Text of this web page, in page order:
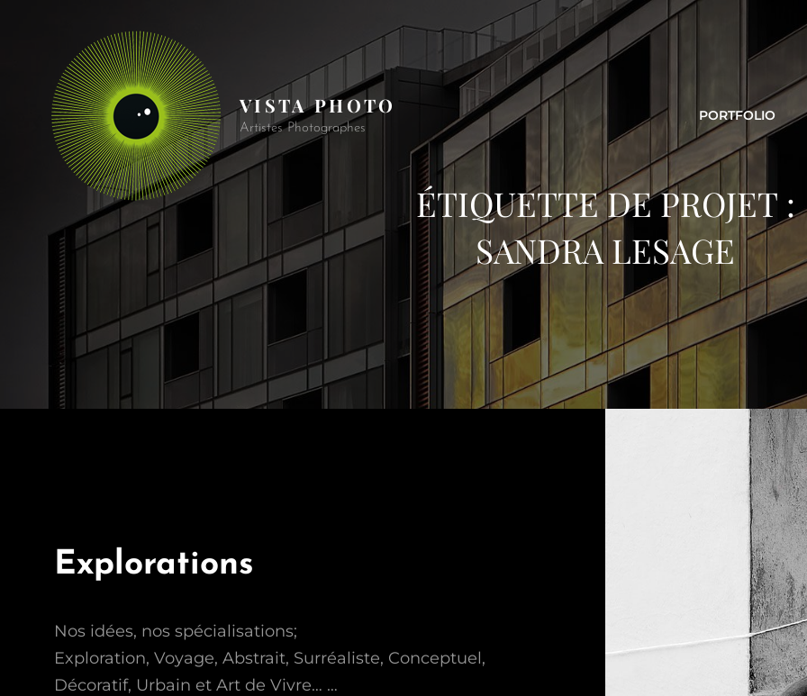
VISTA PHOTO
Artistes Photographes
PORTFOLIO
ÉTIQUETTE DE PROJET :
SANDRA LESAGE
Explorations
Nos idées, nos spécialisations;
Exploration, Voyage, Abstrait, Surréaliste, Conceptuel,
Décoratif, Urbain et Art de Vivre… …